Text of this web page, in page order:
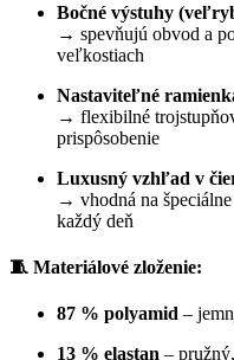
Bočné výstuhy
→ spevňujú obvod a
veľkostiach
Nastaviteľné
→ flexibilné
prispôsobenie
Luxusný vzhľad v
→ vhodná na
každý deň
🧵 Materiálové zloženie:
87 % polyamid –
13 % elastan –